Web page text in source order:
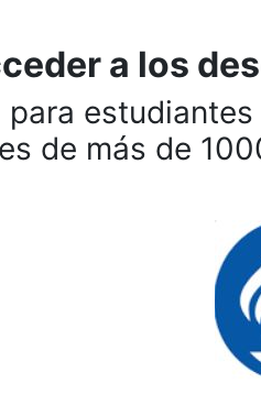
a los
de más de